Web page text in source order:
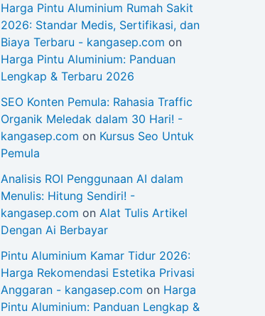
Harga Pintu Aluminium Rumah Sakit
2026: Standar Medis, Sertifikasi, dan
Biaya Terbaru - kangasep.com on
Harga Pintu Aluminium: Panduan
Lengkap & Terbaru 2026
SEO Konten Pemula: Rahasia Traffic
Organik Meledak dalam 30 Hari! -
kangasep.com on Kursus Seo Untuk
Pemula
Analisis ROI Penggunaan AI dalam
Menulis: Hitung Sendiri! -
kangasep.com on Alat Tulis Artikel
Dengan Ai Berbayar
Pintu Aluminium Kamar Tidur 2026:
Harga Rekomendasi Estetika Privasi
Anggaran - kangasep.com on Harga
Pintu Aluminium: Panduan Lengkap &